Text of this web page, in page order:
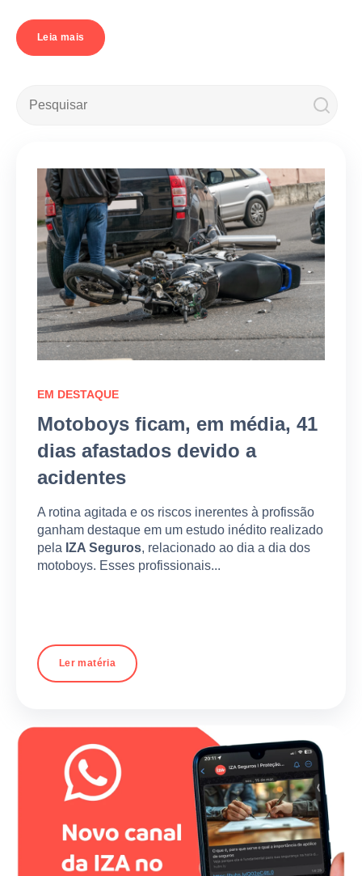
Leia mais
Este é um campo de pesquisa com recurso de sugestão
EM DESTAQUE
Motoboys ficam, em média, 41
dias afastados devido a
acidentes
A rotina agitada e os riscos inerentes à profissão
ganham destaque em um estudo inédito realizado
pela IZA Seguros, relacionado ao dia a dia dos
motoboys. Esses profissionais...
Ler matéria